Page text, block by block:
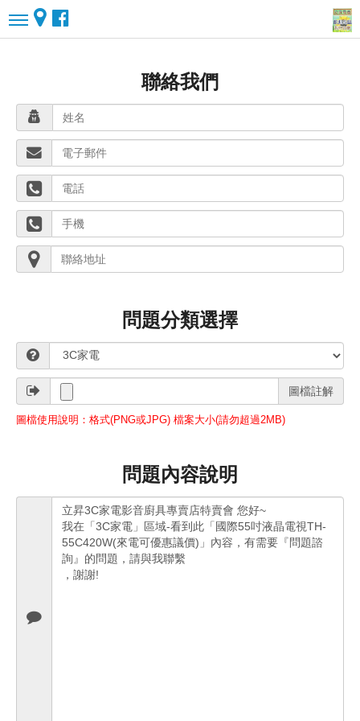
聯絡我們
問題分類選擇
圖檔註解
圖檔使用說明：格式(PNG或JPG) 檔案大小(請勿超過2MB)
問題內容說明